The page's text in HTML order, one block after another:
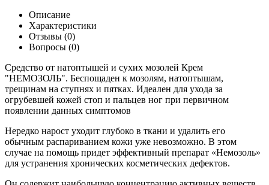
Описание
Характеристики
Отзывы (0)
Вопросы (0)
Средство от натоптышей и сухих мозолей Крем
"НЕМОЗОЛЬ". Беспощаден к мозолям, натоптышам,
трещинам на ступнях и пятках. Идеален для ухода за
огрубевшей кожей стоп и пальцев ног при первичном
появлении данных симптомов
Нередко нарост уходит глубоко в ткани и удалить его
обычным распариванием кожи уже невозможно. В этом
случае на помощь придет эффективный препарат «Немозоль»
для устранения хронических косметических дефектов.